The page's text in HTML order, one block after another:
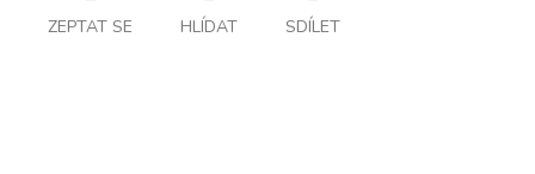
ZEPTAT SE HLÍDAT SDÍLET